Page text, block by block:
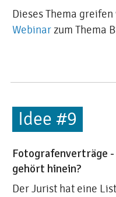
Dieses Thema
Webinarzum Thema
Fotografenverträge
gehört hinein?
Der Jurist hat eine
Idee #9